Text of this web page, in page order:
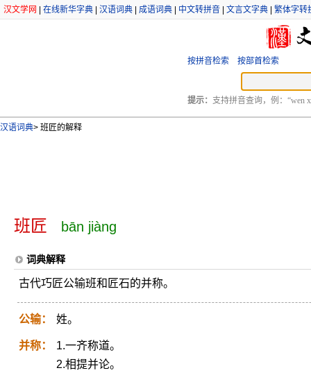
汉文学网 在线新华字典 汉语词典 成语词典 中文转拼音 文言文字典 繁体字转
按拼音检索 按部首检索
提示： 支持拼音查询，例：“wen
汉语词典> 班匠的解释
班匠 bān jiàng
词典解释
古代巧匠公输班和匠石的并称。
公输： 姓。
并称：
1.一齐称道。
2.相提并论。